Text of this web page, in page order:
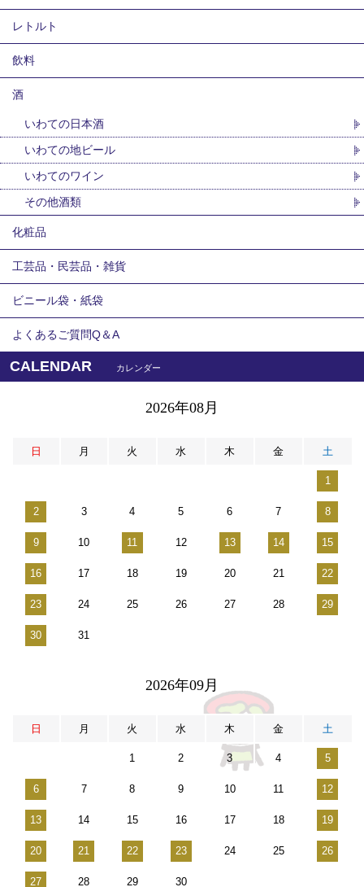
レトルト
飲料
酒
いわての日本酒
いわての地ビール
いわてのワイン
その他酒類
化粧品
工芸品・民芸品・雑貨
ビニール袋・紙袋
よくあるご質問Q＆A
CALENDAR カレンダー
2026年08月
日 月 火 水 木 金 土
1
2 3 4 5 6 7 8
9 10 11 12 13 14 15
16 17 18 19 20 21 22
23 24 25 26 27 28 29
30 31
2026年09月
日 月 火 水 木 金 土
1 2 3 4 5
6 7 8 9 10 11 12
13 14 15 16 17 18 19
20 21 22 23 24 25 26
27 28 29 30